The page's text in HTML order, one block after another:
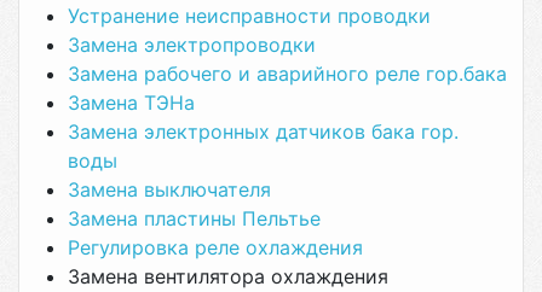
Устранение неисправности проводки
Замена электропроводки
Замена рабочего и аварийного реле гор.бака
Замена ТЭНа
Замена электронных датчиков бака гор.
воды
Замена выключателя
Замена пластины Пельтье
Регулировка реле охлаждения
Замена вентилятора охлаждения